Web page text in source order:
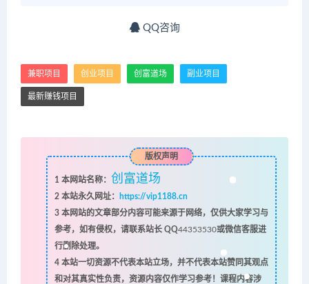
QQ咨询
兼职项目 创业项目 创富道场 副业项目
最新赚钱项目
版权声明
1 本网站名称： 创富道场
2本站永久网址：
https://vip1188.cn
3本网站的文章部分内容可能来源于网络，仅供大家学习与
参考，如有侵权，请联系站长 QQ44353530或微信客服进
行删除处理。
4本站一切资源不代表本站立场，并不代表本站赞同其观点
和对其真实性负责，资源内容仅作学习参考！课程内容涉